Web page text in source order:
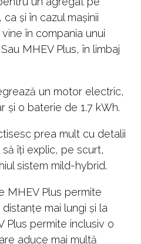
și în cazul mașinii
în compania unui
MHEV Plus, în limbaj
un motor electric,
și o baterie de 1.7 kWh.
prea mult cu detalii
îți explic, pe scurt,
sistem mild-hybrid.
MHEV Plus permite
mai lungi și la
Plus permite inclusiv o
aduce mai multă